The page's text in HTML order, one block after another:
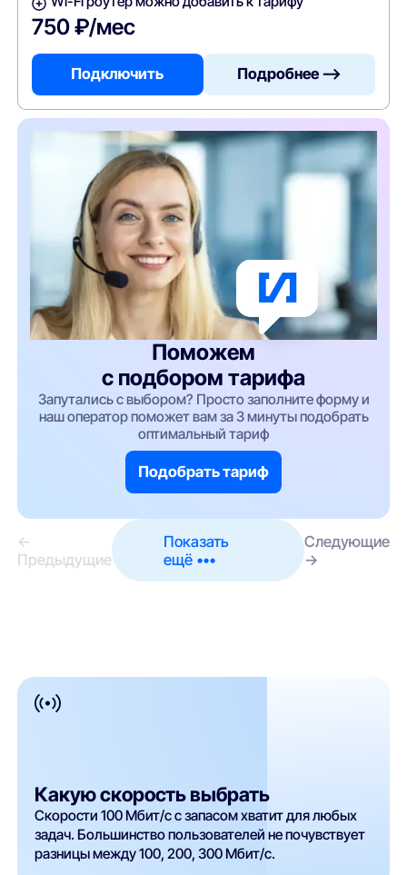
750 ₽/мес
Подключить Подробнее —>
Поможем
с подбором тарифа
Запутались с выбором? Просто заполните форму и
наш оператор поможет вам за 3 минуты подобрать
оптимальный тариф
Подобрать тариф
←
Предыдущие
Показать
ещё •••
Следующие
→
Какую скорость выбрать
Скорости 100 Мбит/с с запасом хватит для любых
задач. Большинство пользователей не почувствует
разницы между 100, 200, 300 Мбит/с.